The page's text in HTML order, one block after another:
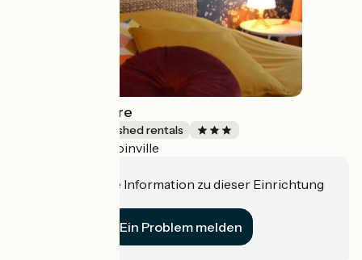
La Rose Trémière
Lodgings and furnished rentals
Joinville
Haben Sie eine Information zu dieser Einrichtung
Ein Problem melden